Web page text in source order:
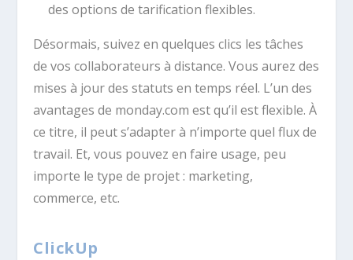
des options de tarification flexibles.
Désormais, suivez en quelques clics les tâches
de vos collaborateurs à distance. Vous aurez des
mises à jour des statuts en temps réel. L’un des
avantages de monday.com est qu’il est flexible. À
ce titre, il peut s’adapter à n’importe quel flux de
travail. Et, vous pouvez en faire usage, peu
importe le type de projet : marketing,
commerce, etc.
ClickUp